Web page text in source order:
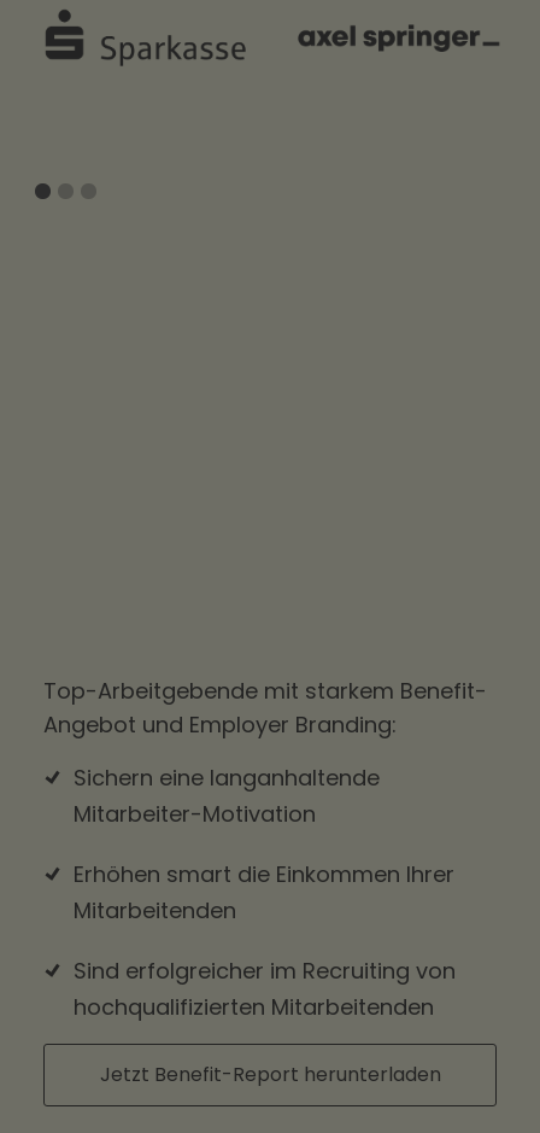
Slide 2 of 3.
Top-Arbeitgebende mit starkem Benefit-
Angebot und Employer Branding:
Sichern eine langanhaltende
Mitarbeiter-Motivation
Erhöhen smart die Einkommen Ihrer
Mitarbeitenden
Sind erfolgreicher im Recruiting von
hochqualifizierten Mitarbeitenden
Jetzt Benefit-Report herunterladen